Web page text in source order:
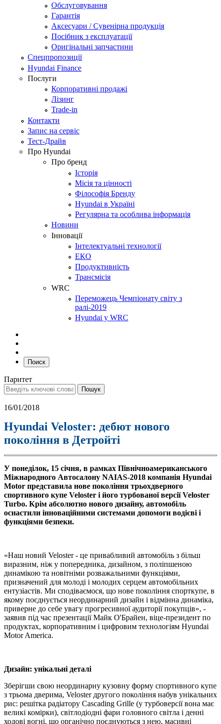
Обслуговування
Гарантія
Аксесуари / Сувенірна продукція
Посібник з експлуатації
Оригінальні запчастини
Спецпропозиції
Hyundai Finance
Послуги
Корпоративні продажі
Лізинг
Trade-in
Контакти
Запис на сервіс
Тест-Драйв
Про Hyundai
Про бренд
Історія
Місія та цінності
Філософія Бренду
Hyundai в Україні
Регулярна та особлива інформація
Новини
Інновації
Інтелектуальні технології
ЕКО
Продуктивність
Трансмісія
WRC
Переможець Чемпіонату світу з
ралі-2019
Hyundai у WRC
Поиск
Паритет
16/01/2018
Hyundai Veloster: дебют нового
покоління в Детройті
У понеділок, 15 січня, в рамках Північноамериканського
Міжнародного Автосалону NAIAS-2018 компанія Hyundai
Motor представила нове покоління трьохдверного
спортивного купе Veloster і його турбованої версії Veloster
Turbo. Крім абсолютно нового дизайну, автомобіль
оснастили інноваційними системами допомоги водієві і
функціями безпеки.
«Наш новий Veloster - це привабливий автомобіль з більш
виразним, ніж у попередника, дизайном, з поліпшеною
динамікою та новітніми розважальними функціями,
призначений для молоді і молодих серцем автомобільних
ентузіастів. Ми сподіваємося, що нове покоління спорткупе, в
якому поєднується неординарний дизайн і відмінна динаміка,
приверне до себе увагу прогресивної аудиторії покупців», -
заявив під час презентації Майк О'Брайен, віце-президент по
продуктах, корпоративним і цифровим технологіям Hyundai
Motor America.
Дизайн: унікальні деталі
Зберігши свою неординарну кузовну форму спортивного купе
з трьома дверима, Veloster другого покоління набув унікальних
рис: решітка радіатору Cascading Grille (у турбоверсії вона має
великі комірки), світлодіодні фари головного світла і денні
ходові вогні, що органічно поєднуються з нею, масивні